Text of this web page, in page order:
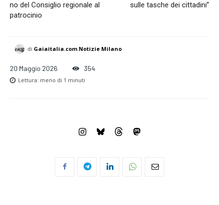
Welcome to Liberty Case
to
Your Profile
no del Consiglio regionale al
patrocinio
sulle tasche dei cittadini”
di Gaiaitalia.com Notizie Milano
20 Maggio 2026 354
Lettura: meno di 1 minuti